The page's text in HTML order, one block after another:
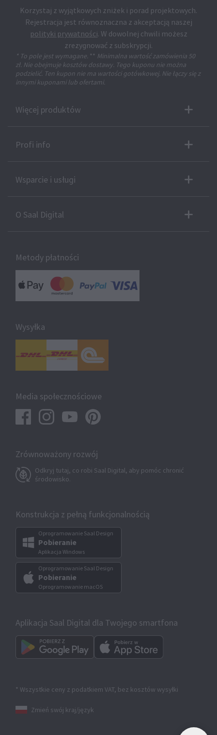
Korzystaj z wyjątkowych zniżek i porad projektowych.
Rejestracja jest równoznaczna z akceptacją naszej
polityki prywatności. W dowolnej chwili możesz
zrezygnować z subskrypcji.
* To pole jest wymagane. ** Minimalna wartość zamówienia 50
zł. Nie obejmuje kosztów dostawy. Tego kuponu nie można
podzielić. Ten kupon nie ma wartości gotówkowej. Nie łączy się z
innymi kuponami lub ofertami.
Więcej produktów
Profi info
Wsparcie i usługi
O Saal Digital
Metody płatności
Wysyłka
Media społecznościowe
Zrównoważony rozwój
Odkryj tutaj, co robi Saal Digital, aby pomóc chronić
środowisko.
Konstrukcja z pełną funkcjonalnością
Oprogramowanie Saal Design
Pobieranie
Aplikacja Windows
Oprogramowanie Saal Design
Pobieranie
Oprogramowanie macOS
Aplikacja Saal Digital dla Twojego smartfona
* Wszystkie ceny z podatkiem VAT, bez kosztów wysyłki
Zmień swój kraj/język